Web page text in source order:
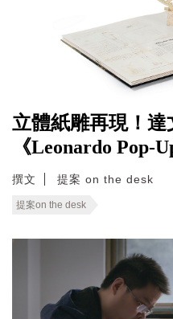
立體紙雕再現！達
《Leonardo Pop-
撰文 提案 on the desk
提案on the desk